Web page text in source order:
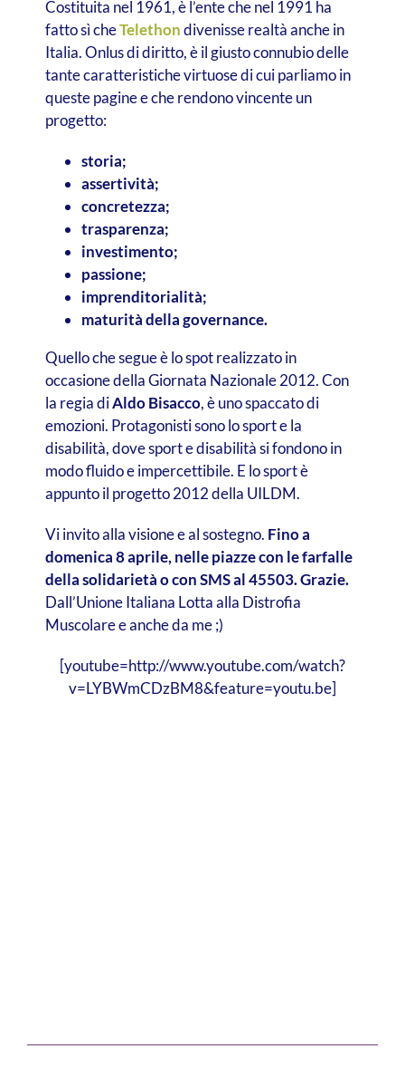
Costituita nel 1961, è l’ente che nel 1991 ha
fatto sì cheTelethondivenisse realtà anche in
Italia. Onlus di diritto, è il giusto connubio delle
tante caratteristiche virtuose di cui parliamo in
queste pagine e che rendono vincente un
progetto:
storia;
assertività;
concretezza;
trasparenza;
investimento;
passione;
imprenditorialità;
maturità della governance.
Quello che segue è lo spot realizzato in
occasione della Giornata Nazionale 2012. Con
la regia diAldo Bisacco, è uno spaccato di
emozioni. Protagonisti sono lo sport e la
disabilità, dove sport e disabilità si fondono in
modo fluido e impercettibile. E lo sport è
appunto il progetto 2012 della UILDM.
Vi invito alla visione e al sostegno. Fino a
domenica 8 aprile, nelle piazze con le farfalle
della solidarietà o con SMS al 45503. Grazie.
Dall’Unione Italiana Lotta alla Distrofia
Muscolare e anche da me ;)
[youtube=http://www.youtube.com/watch?
v=LYBWmCDzBM8&feature=youtu.be]